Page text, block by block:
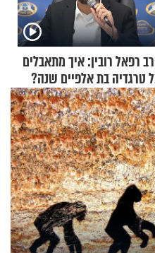
רפאל רובין: איך מתאבלים
טרגדיה בת אלפיים שנה?